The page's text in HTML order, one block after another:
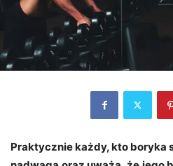
Praktycznie każdy, kto boryka